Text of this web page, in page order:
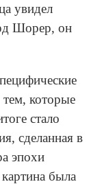
увидел
Шорер, он
которые
стало
сделанная в
эпохи
была